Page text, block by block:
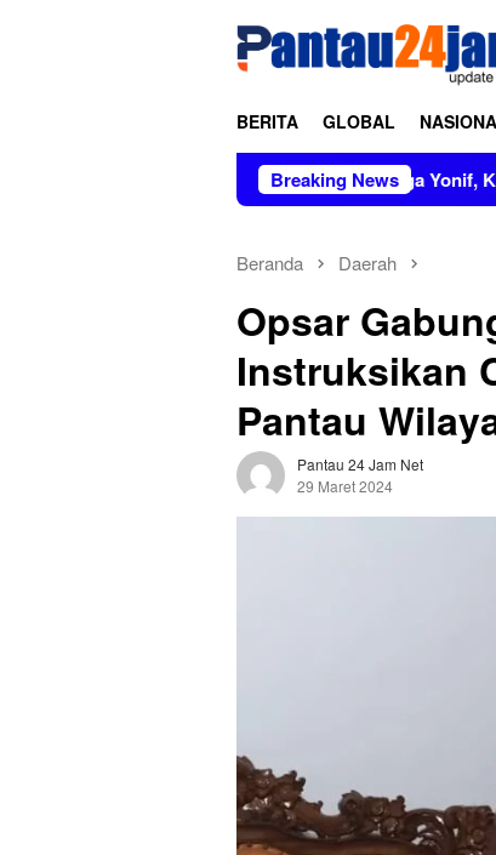
BERITA GLOBAL
Breaking News
Pimpin Sertijab dan Alih Kodal Tiga Yonif, Kasad
Beranda Daerah
Opsar
Instruksikan
Pantau
Pantau 24 Jam Net
29 Maret 2024